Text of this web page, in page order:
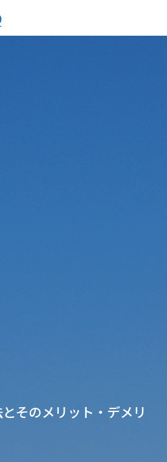
そのメリット・デメリ